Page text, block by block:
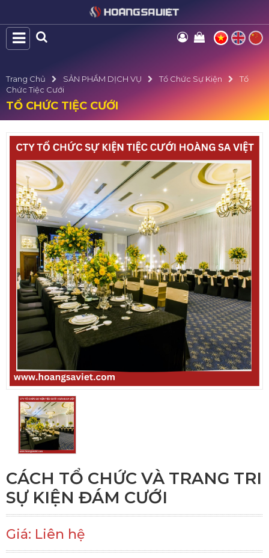
Trang Chủ SẢN PHẨM DỊCH VỤ Tổ Chức Sự Kiện
Tổ
Chức Tiệc Cưới
TỔ CHỨC TIỆC CƯỚI
CÁCH TỔ CHỨC VÀ TRANG TRI
SỰ KIỆN ĐÁM CƯỚI
Giá: Liên hệ